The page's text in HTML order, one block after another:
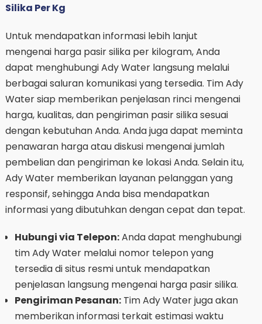
Silika Per Kg
Untuk mendapatkan informasi lebih lanjut
mengenai harga pasir silika per kilogram, Anda
dapat menghubungi Ady Water langsung melalui
berbagai saluran komunikasi yang tersedia. Tim Ady
Water siap memberikan penjelasan rinci mengenai
harga, kualitas, dan pengiriman pasir silika sesuai
dengan kebutuhan Anda. Anda juga dapat meminta
penawaran harga atau diskusi mengenai jumlah
pembelian dan pengiriman ke lokasi Anda. Selain itu,
Ady Water memberikan layanan pelanggan yang
responsif, sehingga Anda bisa mendapatkan
informasi yang dibutuhkan dengan cepat dan tepat.
Hubungi via Telepon:Anda dapat menghubungi
tim Ady Water melalui nomor telepon yang
tersedia di situs resmi untuk mendapatkan
penjelasan langsung mengenai harga pasir silika.
Pengiriman Pesanan:Tim Ady Water juga akan
memberikan informasi terkait estimasi waktu